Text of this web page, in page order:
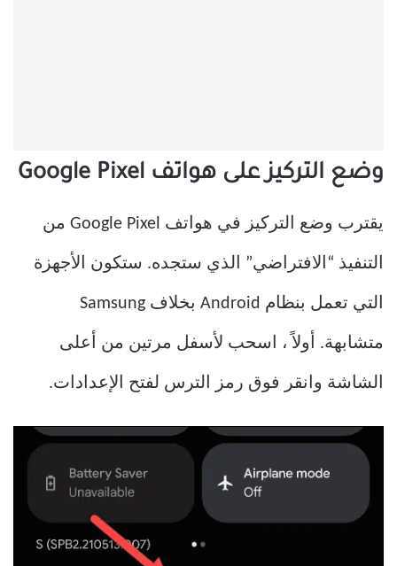
وضع التركيز على هواتف Google Pixel
يقترب وضع التركيز في هواتف Google Pixel من
التنفيذ “الافتراضي” الذي ستجده. ستكون الأجهزة
التي تعمل بنظام Android بخلاف Samsung
متشابهة. أولاً ، اسحب لأسفل مرتين من أعلى
الشاشة وانقر فوق رمز الترس لفتح الإعدادات.